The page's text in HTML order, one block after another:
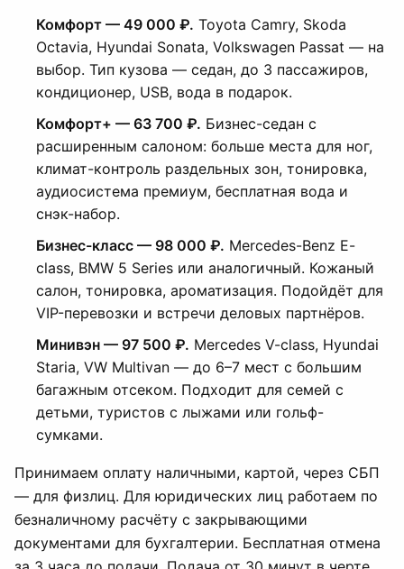
Комфорт — 49 000 ₽. Toyota Camry, Skoda
Octavia, Hyundai Sonata, Volkswagen Passat — на
выбор. Тип кузова — седан, до 3 пассажиров,
кондиционер, USB, вода в подарок.
Комфорт+ — 63 700 ₽. Бизнес-седан с
расширенным салоном: больше места для ног,
климат-контроль раздельных зон, тонировка,
аудиосистема премиум, бесплатная вода и
снэк-набор.
Бизнес-класс — 98 000 ₽. Mercedes-Benz E-
class, BMW 5 Series или аналогичный. Кожаный
салон, тонировка, ароматизация. Подойдёт для
VIP-перевозки и встречи деловых партнёров.
Минивэн — 97 500 ₽. Mercedes V-class, Hyundai
Staria, VW Multivan — до 6–7 мест с большим
багажным отсеком. Подходит для семей с
детьми, туристов с лыжами или гольф-
сумками.
Принимаем оплату наличными, картой, через СБП
— для физлиц. Для юридических лиц работаем по
безналичному расчёту с закрывающими
документами для бухгалтерии. Бесплатная отмена